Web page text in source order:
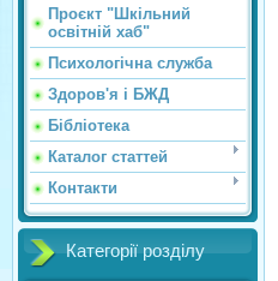
Проєкт "Шкільний
освітній хаб"
Психологічна служба
Здоров'я і БЖД
Бібліотека
Каталог статтей
Контакти
Категорії розділу